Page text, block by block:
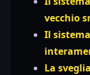
vecchio
Il
La